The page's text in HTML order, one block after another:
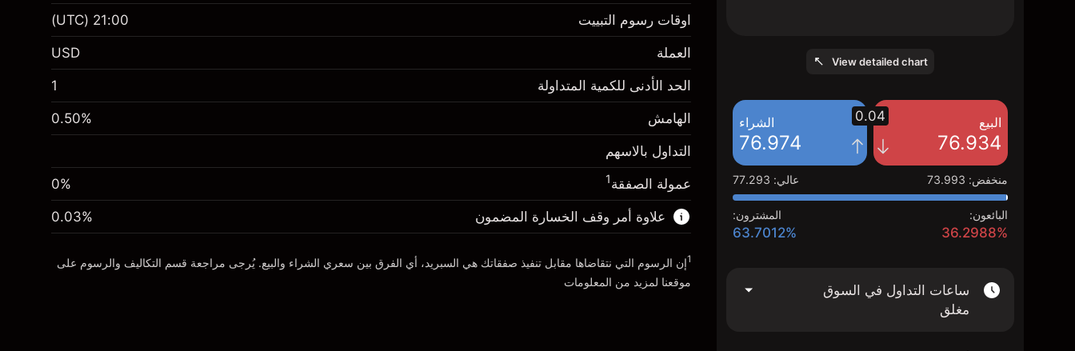
View detailed chart
البيع
76.934
الشراء
76.974
0.04
منخفض:
73.993 عالي:
77.293
البائعون:
36.2988%
المشترون:
63.7012%
ساعات التداول في السوق
مغلق
عقود الفروقات
الهامش. استثمارك $1,000.00
رسم المبيت
-0.01096
(-$21.92)
حجم التداول مع الرافعة المالية ~ $
المال من الرافعة المالية ~
الذهاب إلى المنصة
الهامش. استثمارك $1,000.00
رسم المبيت
-0.01096
(-$21.92)
حجم التداول مع الرافعة المالية ~ $
المال من الرافعة المالية ~
الذهاب إلى المنصة
اوقات رسوم التبييت 21:00
(UTC)
العملة USD
الحد الأدنى للكمية المتداولة 1
الهامش 0.50%
التداول بالاسهم
عمولة الصفقة1
0%
علاوة أمر وقف الخسارة المضمون 0.03%
1إن الرسوم التي نتقاضاها مقابل تنفيذ صفقاتك هي السبريد، أي الفرق بين سعري الشراء والبيع. يُرجى مراجعة قسم التكاليف والرسوم على
موقعنا لمزيد من المعلومات